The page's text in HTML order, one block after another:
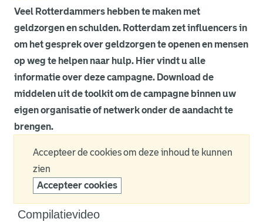
Veel Rotterdammers hebben te maken met
geldzorgen en schulden. Rotterdam zet influencers in
om het gesprek over geldzorgen te openen en mensen
op weg te helpen naar hulp. Hier vindt u alle
informatie over deze campagne. Download de
middelen uit de toolkit om de campagne binnen uw
eigen organisatie of netwerk onder de aandacht te
brengen.
Accepteer de cookies om deze inhoud te kunnen
zien
Accepteer cookies
Compilatievideo